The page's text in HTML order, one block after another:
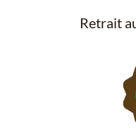
Retrait